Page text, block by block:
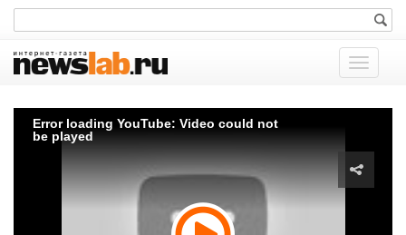
Показать
меню
Error loading YouTube: Video could not
be played